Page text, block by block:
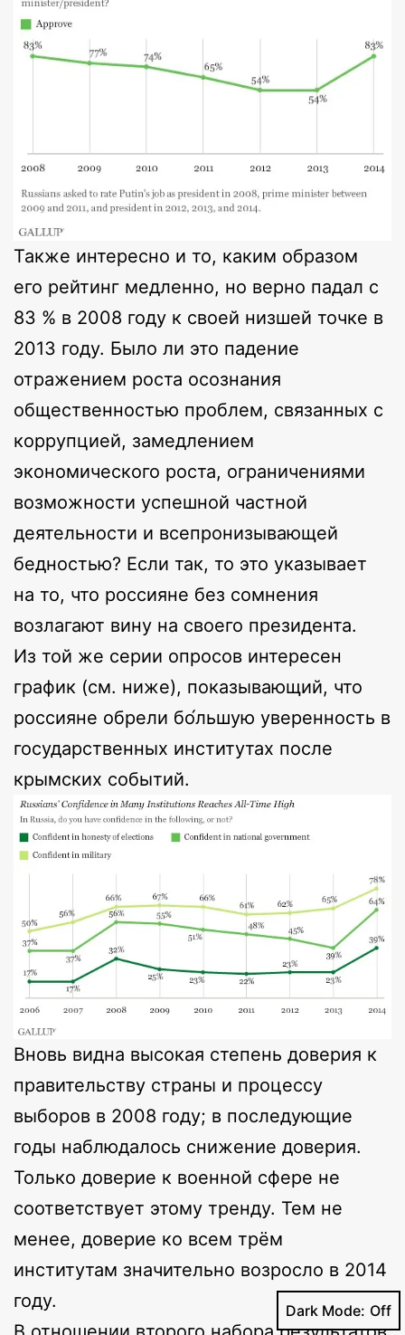
Также интересно и то, каким образом
его рейтинг медленно, но верно падал с
83 % в 2008 году к своей низшей точке в
2013 году. Было ли это падение
отражением роста осознания
общественностью проблем, связанных с
коррупцией, замедлением
экономического роста, ограничениями
возможности успешной частной
деятельности и всепронизывающей
бедностью? Если так, то это указывает
на то, что россияне без сомнения
возлагают вину на своего президента.
Из той же серии опросов интересен
график (см. ниже), показывающий, что
россияне обрели бо́льшую уверенность в
государственных институтах после
крымских событий.
Вновь видна высокая степень доверия к
правительству страны и процессу
выборов в 2008 году; в последующие
годы наблюдалось снижение доверия.
Только доверие к военной сфере не
соответствует этому тренду. Тем не
менее, доверие ко всем трём
институтам значительно возросло в 2014
году.
Dark Mode: